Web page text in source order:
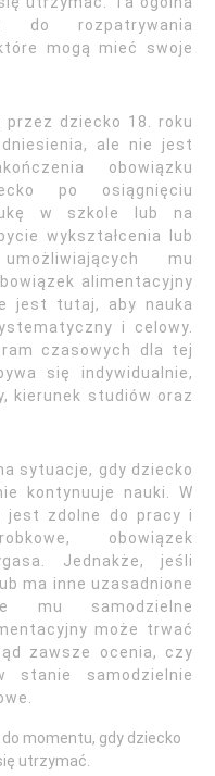
do rozpatrywania
mogą mieć swoje
przez dziecko 18. roku
ale nie jest
obowiązku
po osiągnięciu
w szkole lub na
wykształcenia lub
mu
alimentacyjny
jest tutaj, aby nauka
i celowy.
czasowych dla tej
się indywidualnie,
kierunek studiów oraz
sytuacje, gdy dziecko
kontynuuje nauki. W
jest zdolne do pracy i
obowiązek
Jednakże, jeśli
ma inne uzasadnione
mu samodzielne
może trwać
zawsze ocenia, czy
stanie samodzielnie
momentu, gdy dziecko
utrzymać.